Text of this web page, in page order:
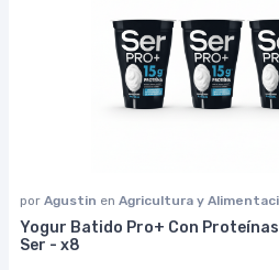
por Agustin en Agricultura y
Yogur Batido Pro+ Con
Ser - x8